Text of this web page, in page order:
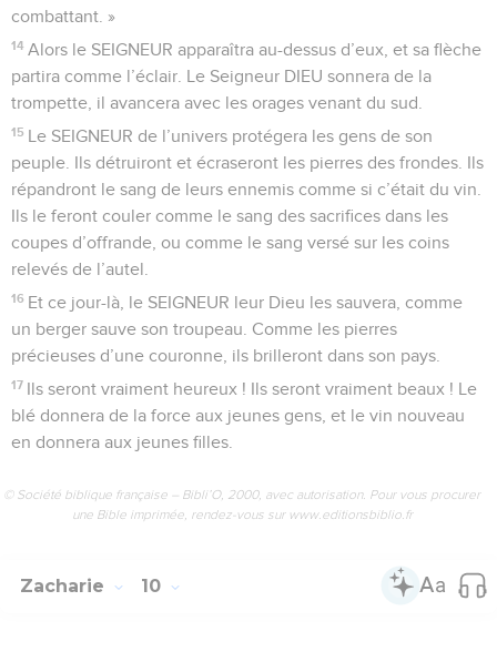
combattant. »
14 Alors le SEIGNEUR apparaîtra au-dessus d’eux, et sa flèche
partira comme l’éclair. Le Seigneur DIEU sonnera de la
trompette, il avancera avec les orages venant du sud.
15 Le SEIGNEUR de l’univers protégera les gens de son
peuple. Ils détruiront et écraseront les pierres des frondes. Ils
répandront le sang de leurs ennemis comme si c’était du vin.
Ils le feront couler comme le sang des sacrifices dans les
coupes d’offrande, ou comme le sang versé sur les coins
relevés de l’autel.
16 Et ce jour-là, le SEIGNEUR leur Dieu les sauvera, comme
un berger sauve son troupeau. Comme les pierres
précieuses d’une couronne, ils brilleront dans son pays.
17 Ils seront vraiment heureux ! Ils seront vraiment beaux ! Le
blé donnera de la force aux jeunes gens, et le vin nouveau
en donnera aux jeunes filles.
© Société biblique française – Bibli’O, 2000, avec autorisation. Pour vous procurer
une Bible imprimée, rendez-vous sur www.editionsbiblio.fr
Zacharie 10